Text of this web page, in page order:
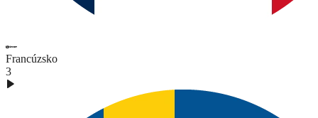
Francúzsko
3